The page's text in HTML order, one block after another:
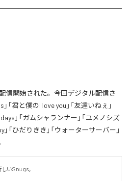
配信開始された。今回デジタル配信さ
「君と僕のI love you」「友達いねぇ」
」「ガムシャランナー」「ユメノシズ
」「ひだりきき」「ウォーターサーバー」
いSnugs。